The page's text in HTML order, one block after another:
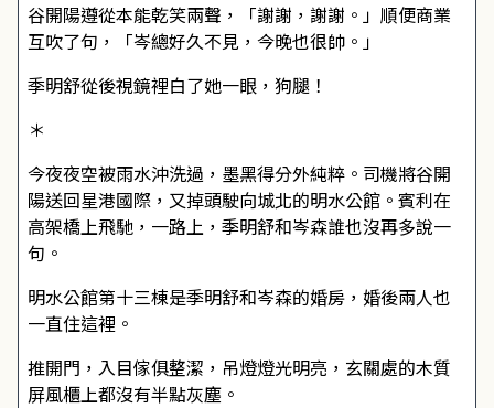
谷開陽遵從本能乾笑兩聲，「謝謝，謝謝。」順便商業
互吹了句，「岑總好久不見，今晚也很帥。」
季明舒從後視鏡裡白了她一眼，狗腿！
＊
今夜夜空被雨水沖洗過，墨黑得分外純粹。司機將谷開
陽送回星港國際，又掉頭駛向城北的明水公館。賓利在
高架橋上飛馳，一路上，季明舒和岑森誰也沒再多說一
句。
明水公館第十三棟是季明舒和岑森的婚房，婚後兩人也
一直住這裡。
推開門，入目傢俱整潔，吊燈燈光明亮，玄關處的木質
屏風櫃上都沒有半點灰塵。